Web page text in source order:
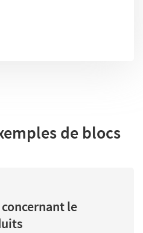
de blocs
le